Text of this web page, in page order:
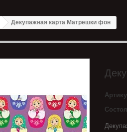
Декупажная карта Матрешки фон